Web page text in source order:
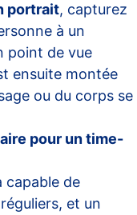
portrait, capturez
à un
point de vue
ensuite montée
ou du corps se
pour un time-
capable de
et un